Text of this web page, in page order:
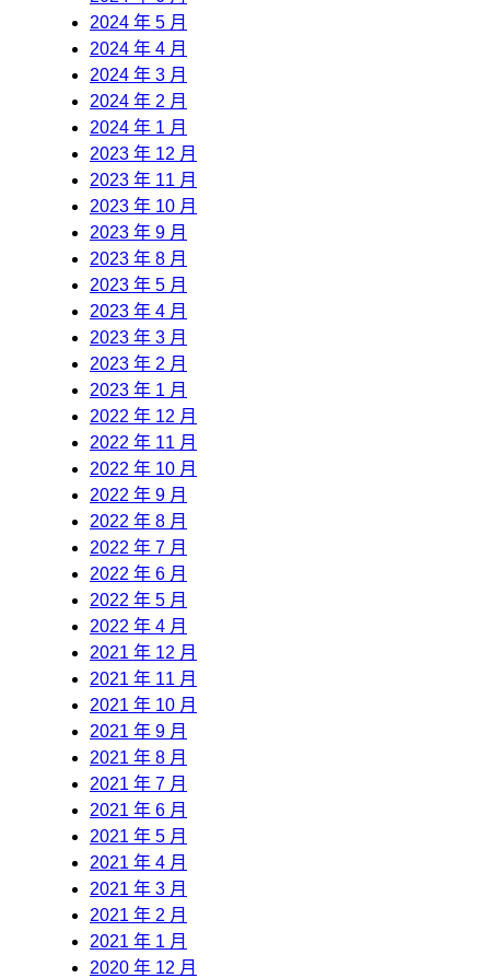
2024 年 5 月
2024 年 4 月
2024 年 3 月
2024 年 2 月
2024 年 1 月
2023 年 12 月
2023 年 11 月
2023 年 10 月
2023 年 9 月
2023 年 8 月
2023 年 5 月
2023 年 4 月
2023 年 3 月
2023 年 2 月
2023 年 1 月
2022 年 12 月
2022 年 11 月
2022 年 10 月
2022 年 9 月
2022 年 8 月
2022 年 7 月
2022 年 6 月
2022 年 5 月
2022 年 4 月
2021 年 12 月
2021 年 11 月
2021 年 10 月
2021 年 9 月
2021 年 8 月
2021 年 7 月
2021 年 6 月
2021 年 5 月
2021 年 4 月
2021 年 3 月
2021 年 2 月
2021 年 1 月
2020 年 12 月